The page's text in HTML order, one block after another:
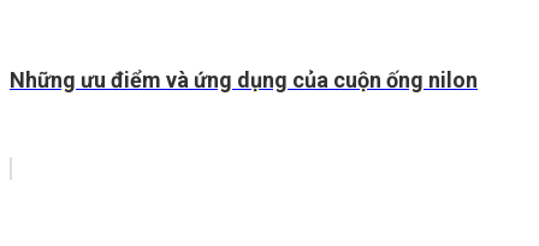
Những ưu điểm và ứng dụng của cuộn ống nilon